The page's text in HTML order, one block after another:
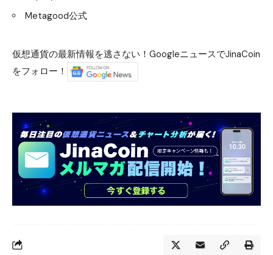
Metagood公式
仮想通貨の最新情報を逃さない！GoogleニュースでJinaCoin
をフォロー！